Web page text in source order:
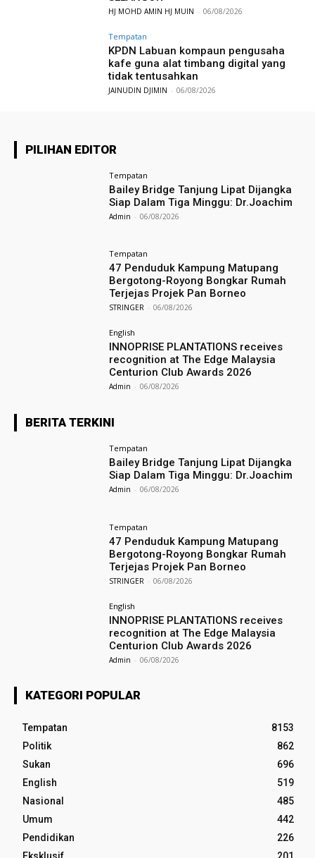
HJ MOHD AMIN HJ MUIN - 06/08/2026
Tempatan
KPDN Labuan kompaun pengusaha
kafe guna alat timbang digital yang
tidak tentusahkan
JAINUDIN DJIMIN - 06/08/2026
PILIHAN EDITOR
Tempatan
Bailey Bridge Tanjung Lipat Dijangka
Siap Dalam Tiga Minggu: Dr.Joachim
Admin - 06/08/2026
Tempatan
47 Penduduk Kampung Matupang
Bergotong-Royong Bongkar Rumah
Terjejas Projek Pan Borneo
STRINGER - 06/08/2026
English
INNOPRISE PLANTATIONS receives
recognition at The Edge Malaysia
Centurion Club Awards 2026
Admin - 06/08/2026
BERITA TERKINI
Tempatan
Bailey Bridge Tanjung Lipat Dijangka
Siap Dalam Tiga Minggu: Dr.Joachim
Admin - 06/08/2026
Tempatan
47 Penduduk Kampung Matupang
Bergotong-Royong Bongkar Rumah
Terjejas Projek Pan Borneo
STRINGER - 06/08/2026
English
INNOPRISE PLANTATIONS receives
recognition at The Edge Malaysia
Centurion Club Awards 2026
Admin - 06/08/2026
KATEGORI POPULAR
Tempatan
8153
Politik
862
Sukan
696
English
519
Nasional
485
Umum
442
Pendidikan
226